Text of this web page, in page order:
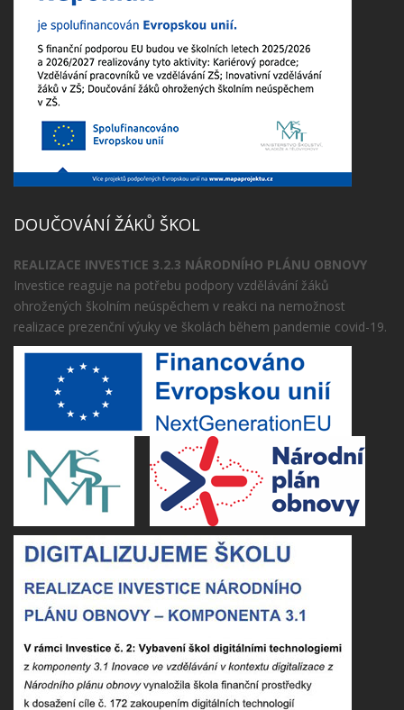
DOUČOVÁNÍ ŽÁKŮ ŠKOL
REALIZACE INVESTICE 3.2.3 NÁRODNÍHO PLÁNU OBNOVY
Investice reaguje na potřebu podpory vzdělávání žáků
ohrožených školním neúspěchem v reakci na nemožnost
realizace prezenční výuky ve školách během pandemie covid-19.